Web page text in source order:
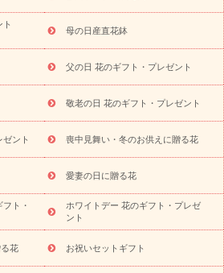
退院祝い・快気祝い
ペットのお祝いフラワー
お供え・お悔やみの花
四十九日法要以
ー
ペットのお供えフラワー
お盆（新
祝い返し お見舞い
お取り寄せギフト
観葉植物 ミディ胡蝶蘭
プリザーブ
ら探す アレンジメント 花束
スタ
・お悔やみ 胡蝶蘭 胡蝶蘭・花鉢
ィ胡蝶蘭・お供え
世界初の青色胡蝶蘭
産直多肉植物
プリザーブドフラワー
花とセットギフト
セミオーダー
ナモア-）
花とみどりのeギフト
ラー ピンク イエローオレンジ
レッ
母の日産直花鉢
父の日 花のギフト・プレゼント
敬老の日 花のギフト・プレゼント
ント 喪中見舞い・冬のお供えに贈る花
愛妻の日に贈る花
ト・
ホワイトデー 花のギフト・プレゼ
ント
花 お祝いセットギフト